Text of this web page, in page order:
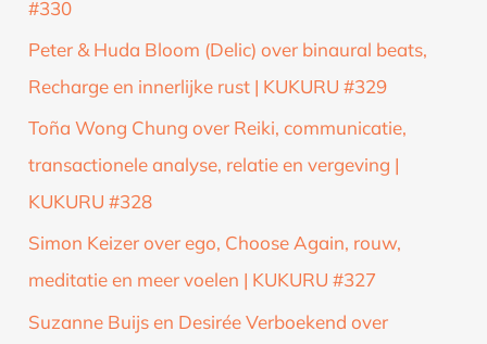
#330
Peter & Huda Bloom (Delic) over binaural beats,
Recharge en innerlijke rust | KUKURU #329
Toña Wong Chung over Reiki, communicatie,
transactionele analyse, relatie en vergeving |
KUKURU #328
Simon Keizer over ego, Choose Again, rouw,
meditatie en meer voelen | KUKURU #327
Suzanne Buijs en Desirée Verboekend over